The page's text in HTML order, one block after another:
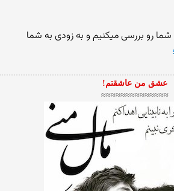
رو بررسی میکنیم و به زودی به شما
عشق من عاشقتم!
≈≈≈≈≈≈≈≈≈≈≈≈≈≈